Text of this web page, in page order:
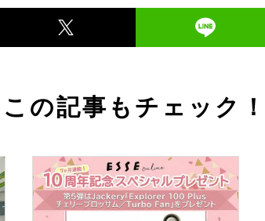
この記事もチェック！